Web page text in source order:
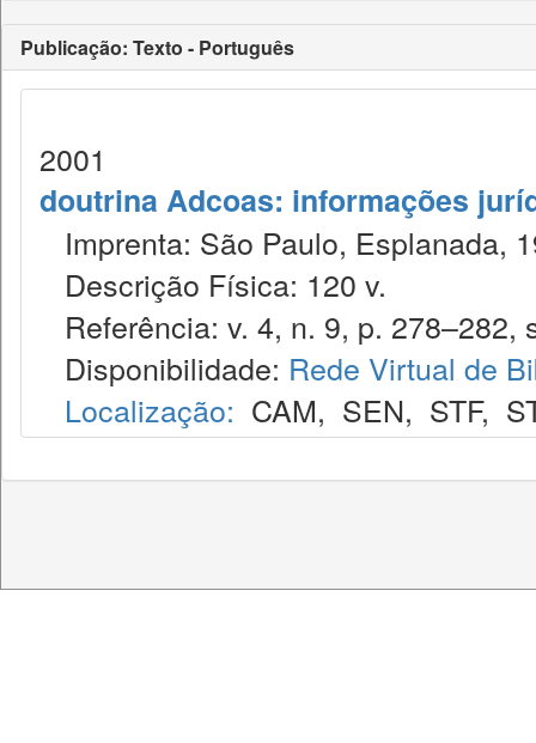
Publicação: Texto - Português
2001
doutrina Adcoas: informações
Imprenta: São Paulo, Esplanada,
Descrição Física: 120 v.
Referência: v. 4, n. 9, p. 278–282,
Disponibilidade: Rede Virtual de
Localização: CAM, SEN, STF,